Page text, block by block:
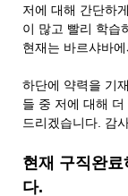
저에 대해 간단하
이 많고 빨리 학습
현재는 바르샤바
하단에 약력을 기
들 중 저에 대해
드리겠습니다. 감
현재 구직완
다.